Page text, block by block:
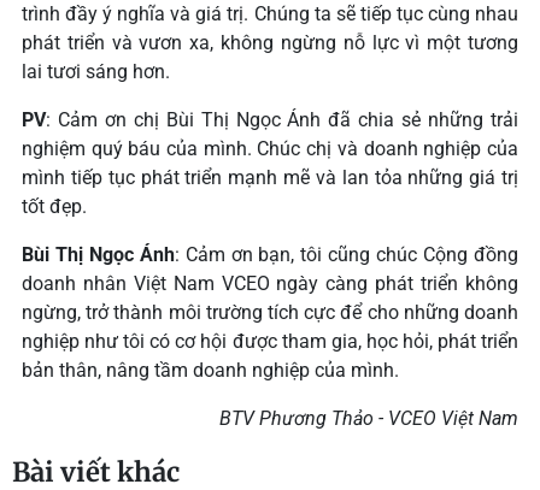
trình đầy ý nghĩa và giá trị. Chúng ta sẽ tiếp tục cùng nhau
phát triển và vươn xa, không ngừng nỗ lực vì một tương
lai tươi sáng hơn.
PV: Cảm ơn chị Bùi Thị Ngọc Ánh đã chia sẻ những trải
nghiệm quý báu của mình. Chúc chị và doanh nghiệp của
mình tiếp tục phát triển mạnh mẽ và lan tỏa những giá trị
tốt đẹp.
Bùi Thị Ngọc Ánh: Cảm ơn bạn, tôi cũng chúc Cộng đồng
doanh nhân Việt Nam VCEO ngày càng phát triển không
ngừng, trở thành môi trường tích cực để cho những doanh
nghiệp như tôi có cơ hội được tham gia, học hỏi, phát triển
bản thân, nâng tầm doanh nghiệp của mình.
BTV Phương Thảo - VCEO Việt Nam
Bài viết khác